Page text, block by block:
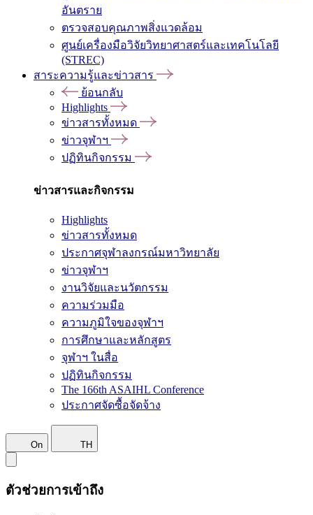
อันตราย
ตรวจสอบคุณภาพสิ่งแวดล้อม
ศูนย์เครื่องมือวิจัยวิทยาศาสตร์และเทคโนโลยี
(STREC)
สาระความรู้และข่าวสาร
ย้อนกลับ
Highlights
ข่าวสารทั้งหมด
ข่าวจุฬาฯ
ปฏิทินกิจกรรม
ข่าวสารและกิจกรรม
Highlights
ข่าวสารทั้งหมด
ประกาศจุฬาลงกรณ์มหาวิทยาลัย
ข่าวจุฬาฯ
งานวิจัยและนวัตกรรม
ความร่วมมือ
ความภูมิใจของจุฬาฯ
การศึกษาและหลักสูตร
จุฬาฯ ในสื่อ
ปฏิทินกิจกรรม
The 166th ASAIHL Conference
ประกาศจัดซื้อจัดจ้าง
On TH
ตัวช่วยการเข้าถึง